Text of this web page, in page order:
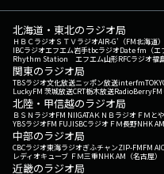
北海道・東北のラジオ局
ＨＢＣラジオＳＴＶラジオAIR-G'（FM北海道）
IBCラジオエフエム岩手tbcラジオDate fm（エ
Rhythm Station エフエム山形RFCラジオ福
関東のラジオ局
TBSラジオ文化放送ニッポン放送interfm
LuckyFM 茨城放送CRT栃木放送RadioBerry
北陸・甲信越のラジオ局
ＢＳＮラジオFM NIIGATAＫＮＢラジオ ＦＭと
YBSラジオFM FUJISBCラジオ ＦＭ長野NHK
中部のラジオ局
CBCラジオ東海ラジオぎふチャンZIP-FMFM
レディオキューブ ＦＭ三重NHK AM（名古屋）
近畿のラジオ局